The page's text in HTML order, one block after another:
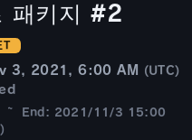
패키지 #2
3, 2021, 6:00 AM (UTC)
~ End: 2021/11/3 15:00